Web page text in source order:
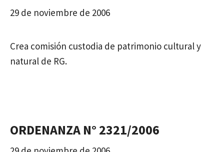
29 de noviembre de 2006
Crea comisión custodia de patrimonio cultural y
natural de RG.
ORDENANZA N° 2321/2006